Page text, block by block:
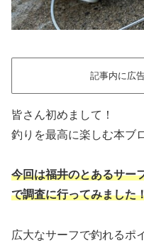
記事内に広
皆さん初めまして！
釣りを最高に楽しむ本ブ
今回は福井のとあるサー
で調査に行ってみました
広大なサーフで釣れるポ